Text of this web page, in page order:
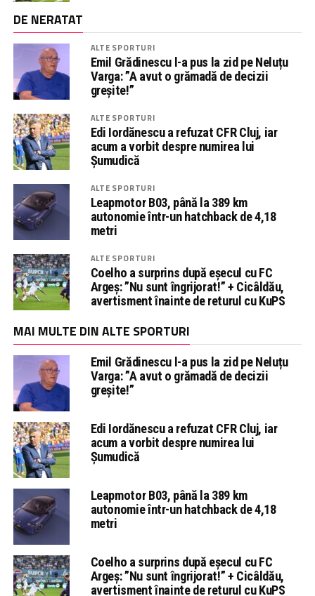
DE NERATAT
ALTE SPORTURI
Emil Grădinescu l-a pus la zid pe Neluțu
Varga: ”A avut o grămadă de decizii
greșite!”
ALTE SPORTURI
Edi Iordănescu a refuzat CFR Cluj, iar
acum a vorbit despre numirea lui
Șumudică
ALTE SPORTURI
Leapmotor B03, până la 389 km
autonomie într-un hatchback de 4,18
metri
ALTE SPORTURI
Coelho a surprins după eșecul cu FC
Argeș: ”Nu sunt îngrijorat!” + Cicâldău,
avertisment înainte de returul cu KuPS
MAI MULTE DIN ALTE SPORTURI
Emil Grădinescu l-a pus la zid pe Neluțu
Varga: ”A avut o grămadă de decizii
greșite!”
Edi Iordănescu a refuzat CFR Cluj, iar
acum a vorbit despre numirea lui
Șumudică
Leapmotor B03, până la 389 km
autonomie într-un hatchback de 4,18
metri
Coelho a surprins după eșecul cu FC
Argeș: ”Nu sunt îngrijorat!” + Cicâldău,
avertisment înainte de returul cu KuPS